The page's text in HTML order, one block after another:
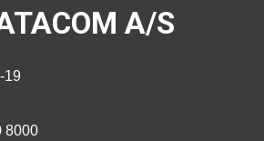
A/S
19
8000